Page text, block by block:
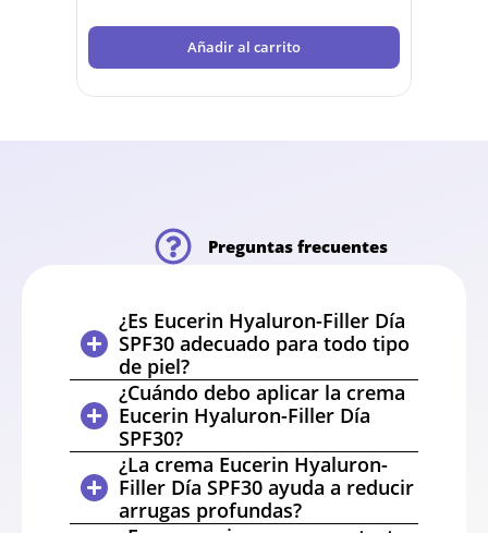
Añadir al carrito
Preguntas frecuentes
¿Es Eucerin Hyaluron-Filler Día
SPF30 adecuado para todo tipo
de piel?
¿Cuándo debo aplicar la crema
Eucerin Hyaluron-Filler Día
SPF30?
¿La crema Eucerin Hyaluron-
Filler Día SPF30 ayuda a reducir
arrugas profundas?